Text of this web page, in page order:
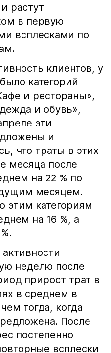
растут
в первую
всплесками по
клиентов, у
категорий
и рестораны»,
и обувь»,
эти
и
что траты в этих
месяца после
на 22 % по
месяцем.
этим категориям
на 16 %, а
неделю после
прирост трат в
в среднем в
тогда, когда
После
постепенно
всплески